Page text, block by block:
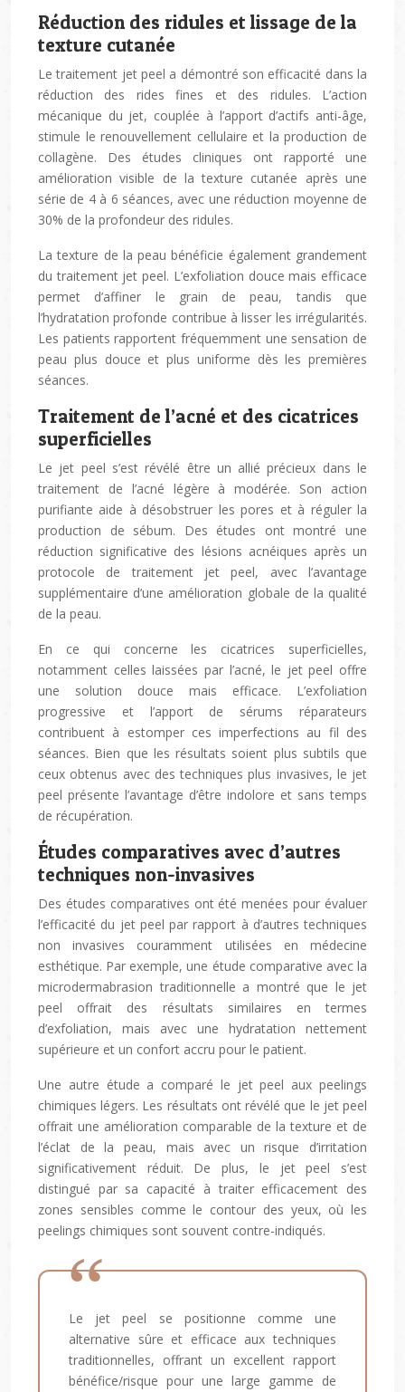
Réduction des ridules et lissage de la
texture cutanée
Le traitement jet peel a démontré son efficacité dans la
réduction des rides fines et des ridules. L’action
mécanique du jet, couplée à l’apport d’actifs anti-âge,
stimule le renouvellement cellulaire et la production de
collagène. Des études cliniques ont rapporté une
amélioration visible de la texture cutanée après une
série de 4 à 6 séances, avec une réduction moyenne de
30% de la profondeur des ridules.
La texture de la peau bénéficie également grandement
du traitement jet peel. L’exfoliation douce mais efficace
permet d’affiner le grain de peau, tandis que
l’hydratation profonde contribue à lisser les irrégularités.
Les patients rapportent fréquemment une sensation de
peau plus douce et plus uniforme dès les premières
séances.
Traitement de l’acné et des cicatrices
superficielles
Le jet peel s’est révélé être un allié précieux dans le
traitement de l’acné légère à modérée. Son action
purifiante aide à désobstruer les pores et à réguler la
production de sébum. Des études ont montré une
réduction significative des lésions acnéiques après un
protocole de traitement jet peel, avec l’avantage
supplémentaire d’une amélioration globale de la qualité
de la peau.
En ce qui concerne les cicatrices superficielles,
notamment celles laissées par l’acné, le jet peel offre
une solution douce mais efficace. L’exfoliation
progressive et l’apport de sérums réparateurs
contribuent à estomper ces imperfections au fil des
séances. Bien que les résultats soient plus subtils que
ceux obtenus avec des techniques plus invasives, le jet
peel présente l’avantage d’être indolore et sans temps
de récupération.
Études comparatives avec d’autres
techniques non-invasives
Des études comparatives ont été menées pour évaluer
l’efficacité du jet peel par rapport à d’autres techniques
non invasives couramment utilisées en médecine
esthétique. Par exemple, une étude comparative avec la
microdermabrasion traditionnelle a montré que le jet
peel offrait des résultats similaires en termes
d’exfoliation, mais avec une hydratation nettement
supérieure et un confort accru pour le patient.
Une autre étude a comparé le jet peel aux peelings
chimiques légers. Les résultats ont révélé que le jet peel
offrait une amélioration comparable de la texture et de
l’éclat de la peau, mais avec un risque d’irritation
significativement réduit. De plus, le jet peel s’est
distingué par sa capacité à traiter efficacement des
zones sensibles comme le contour des yeux, où les
peelings chimiques sont souvent contre-indiqués.
Le jet peel se positionne comme une
alternative sûre et efficace aux techniques
traditionnelles, offrant un excellent rapport
bénéfice/risque pour une large gamme de